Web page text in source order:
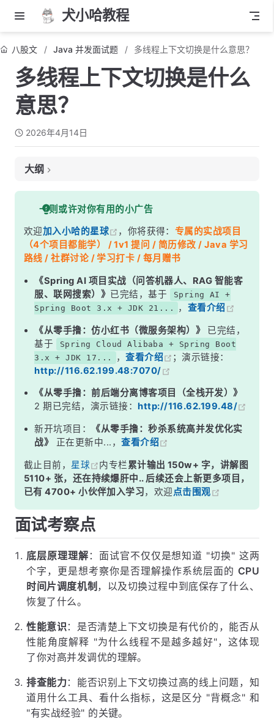
犬小哈教程
八股文 Java 并发面试题 多线程上下文切换是什么意思？
多线程上下文切换是什么
意思？
2026年4月14日
大纲
面试考察点
核心答案
深度解析
一、为什么会发生上下文切换？
二、上下文切换的开销到底有多大？
三、Java 中如何减少上下文切换？
面试高频追问
常见面试变体
总结
一则或许对你有用的小广告
欢迎加入小哈的星球 ，你将获得： 专属的实战项目
（4个项目都能学） / 1v1 提问 / 简历修改 / Java 学习
路线 / 社群讨论 / 学习打卡 / 每月赠书
《Spring AI 项目实战（问答机器人、RAG 智能客
服、联网搜索）》 已完结，基于
Spring AI +
Spring Boot 3.x + JDK 21...
， 查看介绍
《从零手撸：仿小红书（微服务架构）》
已完结，
基于
Spring Cloud Alibaba + Spring Boot
3.x + JDK 17...
，查看介绍
；演示链接：
http://116.62.199.48:7070/
《从零手撸：前后端分离博客项目（全栈开发）》
2 期已完结，演示链接： http://116.62.199.48/
新开坑项目：
《从零手撸：秒杀系统高并发优化实
战》
正在更新中...，查看介绍
截止目前， 星球 内专栏累计输出 150w+ 字，讲解图
5110+ 张，还在持续爆肝中.. 后续还会上新更多项目，
已有 4700+ 小伙伴加入学习，欢迎点击围观
面试考察点
底层原理理解 ：面试官不仅仅是想知道 "切换" 这两
个字，更是想考察你是否理解操作系统层面的 CPU
时间片调度机制 ，以及切换过程中到底保存了什么、
恢复了什么。
性能意识：是否清楚上下文切换是有代价的，能否从
性能角度解释 "为什么线程不是越多越好"，这体现
了你对高并发调优的理解。
排查能力：能否识别上下文切换过高的线上问题，知
道用什么工具、看什么指标，这是区分 "背概念" 和
"有实战经验" 的关键。